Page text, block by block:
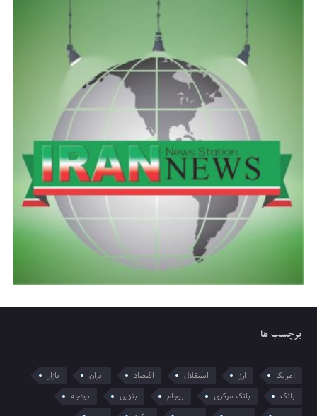
برچسب ها
آمریکا ارز استقلال اقتصاد ایران
بازار
بانک
بانک مرکزی برجام بنزین
بودجه